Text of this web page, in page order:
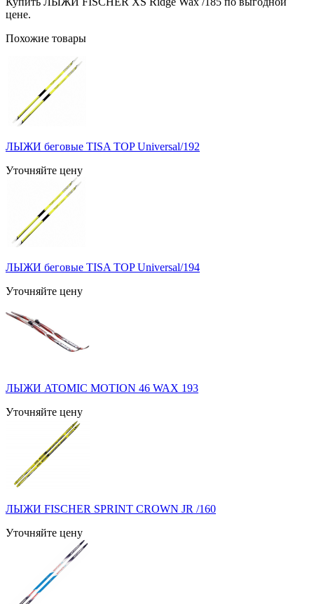
цене.
Похожие товары
ЛЫЖИ беговые TISA TOP Universal/192
Уточняйте цену
ЛЫЖИ беговые TISA TOP Universal/194
Уточняйте цену
ЛЫЖИ ATOMIC MOTION 46 WAX 193
Уточняйте цену
ЛЫЖИ FISCHER SPRINT CROWN JR /160
Уточняйте цену